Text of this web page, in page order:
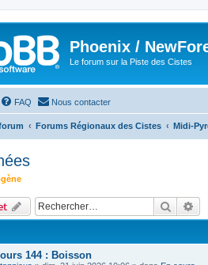
Phoenix /
Le forum sur la Piste des Cistes
FAQ Nous contacter
Forums Régionaux des Cistes Midi-
144 : Boisson